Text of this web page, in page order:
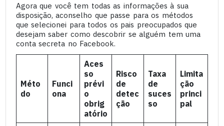
Agora que você tem todas as informações à sua
disposição, aconselho que passe para os métodos
que selecionei para todos os pais preocupados que
desejam saber como descobrir se alguém tem uma
conta secreta no Facebook.
Méto
do
Funci
ona
Aces
so
prévi
o
obrig
atório
Risco
de
detec
ção
Taxa
de
suces
so
Limita
ção
princi
pal